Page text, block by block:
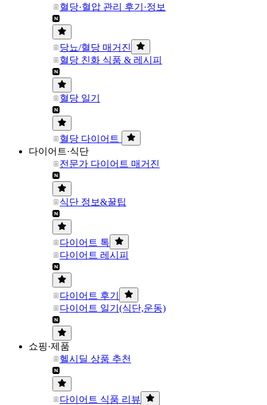
혈당·혈압 관리 후기·정보
당뇨/혈당 매거진
혈당 친화 식품 & 레시피
혈당 일기
혈당 다이어트
다이어트·식단
전문가 다이어트 매거진
식단 정보&꿀팁
다이어트 톡
다이어트 레시피
다이어트 후기
다이어트 일기(식단,운동)
쇼핑·제품
헬시딜 상품 추천
다이어트 식품 리뷰